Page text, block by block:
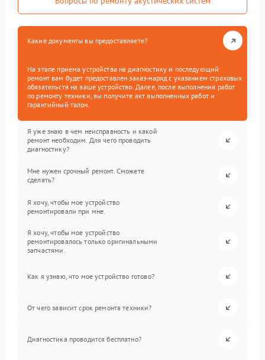
Какие документы вы предоставляете?
На этапе приема устройства на диагностику и последующий
ремонт вам будет предоставлен заказ-наряд с указанием страховых
обязательств на ваше устройство. Далее, после выполнения работ
по ремонту техники, вы получите акт выполненных работ и
гарантийный талон.
Я уже знаю в чем неисправность и какой
ремонт необходим. Для чего проводить
диагностику?
Мне нужен срочный ремонт. Сможете
сделать?
Я хочу, чтобы мое устройство
ремонтировали при мне.
Я хочу, чтобы мое устройство
ремонтировалось только оригинальными
запчастями.
Как я узнаю, что мое устройство готово?
От чего зависит срок ремонта техники?
Диагностика проводится бесплатно?